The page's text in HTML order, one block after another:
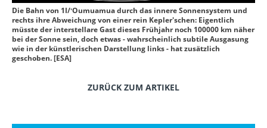
Die Bahn von 1I/ʻOumuamua durch das innere Sonnensystem und
rechts ihre Abweichung von einer rein Kepler'schen: Eigentlich
müsste der interstellare Gast dieses Frühjahr noch 100000 km näher
bei der Sonne sein, doch etwas - wahrscheinlich subtile Ausgasung
wie in der künstlerischen Darstellung links - hat zusätzlich
geschoben. [ESA]
ZURÜCK ZUM ARTIKEL